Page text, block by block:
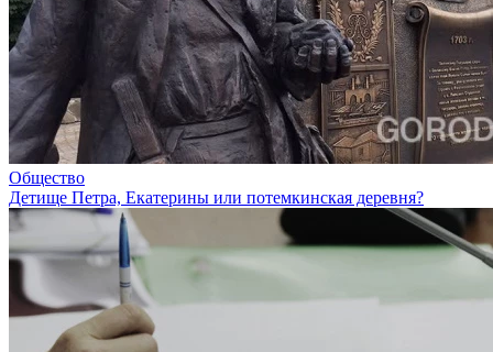
Общество
Детище Петра, Екатерины или потемкинская деревня?